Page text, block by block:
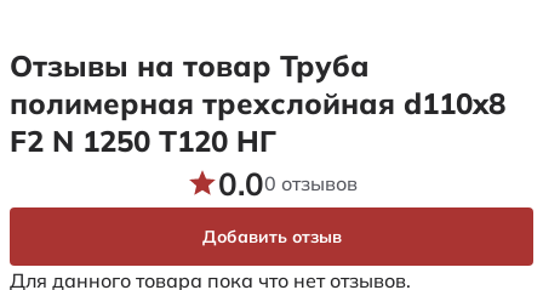
Отзывы на товар Труба
полимерная трехслойная d110x8
F2 N 1250 Т120 НГ
Для данного товара пока что нет отзывов.
0.00 отзывов
Добавить отзыв